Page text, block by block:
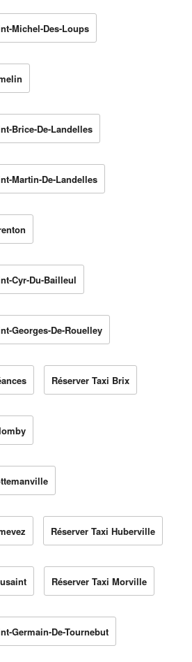
Michel-Des-Loups
Brice-De-Landelles
Martin-De-Landelles
Cyr-Du-Bailleul
Georges-De-Rouelley
Réserver Taxi Brix
Réserver Taxi Huberville
Réserver Taxi Morville
Germain-De-Tournebut